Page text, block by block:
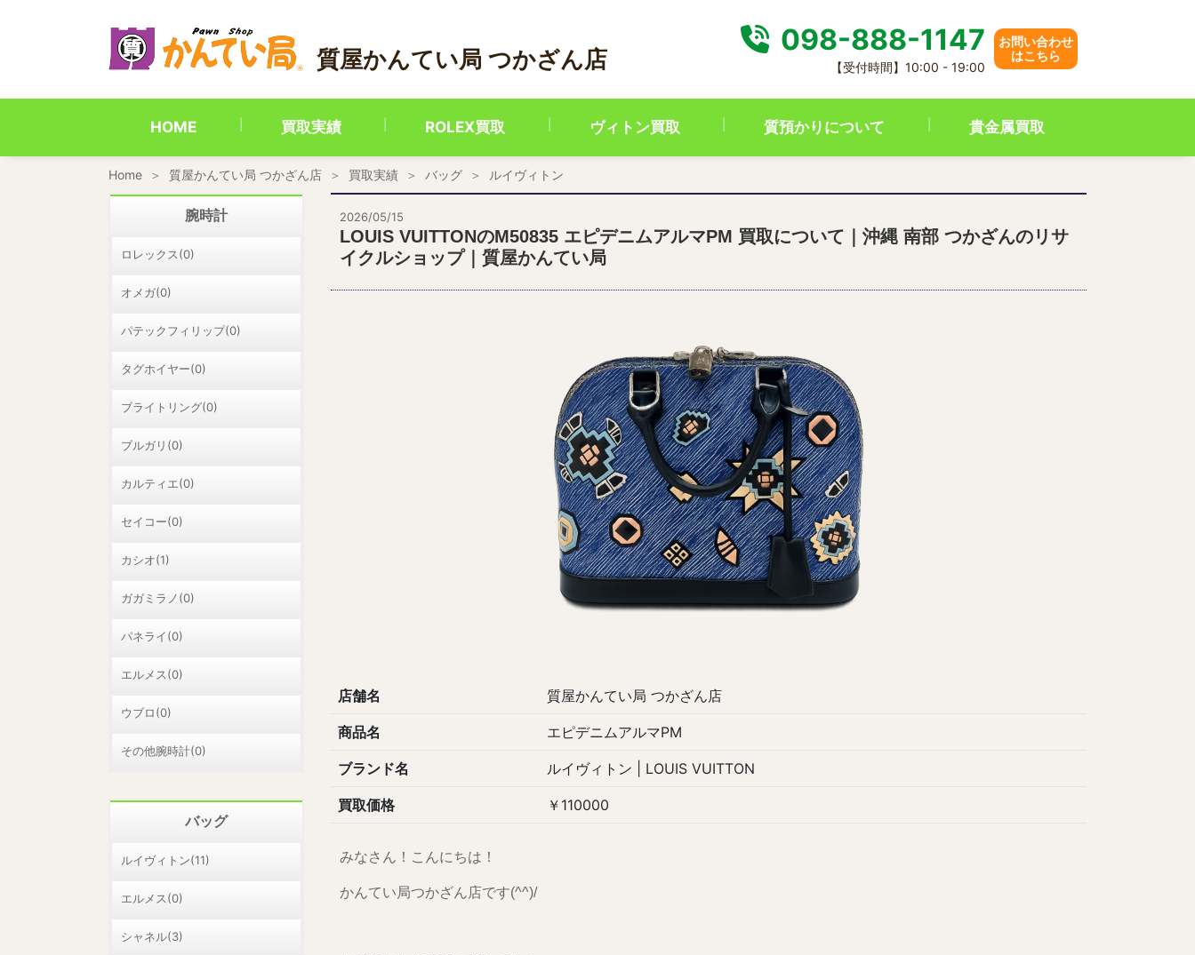
質屋かんてい局 つかざん店
098-888-1147
【受付時間】10:00 - 19:00
お問い合わせ
はこちら
HOME 買取実績 ROLEX買取 ヴィトン買取 質預かりについて 貴金属買取
Home 質屋かんてい局 つかざん店 買取実績 バッグ ルイヴィトン
2026/05/15
LOUIS VUITTONのM50835 エピデニムアルマPM 買取について｜沖縄 南部 つかざんのリサ
イクルショップ｜質屋かんてい局
店舗名 質屋かんてい局 つかざん店
商品名 エピデニムアルマPM
ブランド名 ルイヴィトン | LOUIS VUITTON
買取価格 ￥110000
みなさん！こんにちは！
かんてい局つかざん店です(^^)/
腕時計
ロレックス(0)
オメガ(0)
パテックフィリップ(0)
タグホイヤー(0)
ブライトリング(0)
ブルガリ(0)
カルティエ(0)
セイコー(0)
カシオ(1)
ガガミラノ(0)
パネライ(0)
エルメス(0)
ウブロ(0)
その他腕時計(0)
バッグ
ルイヴィトン(11)
エルメス(0)
シャネル(3)